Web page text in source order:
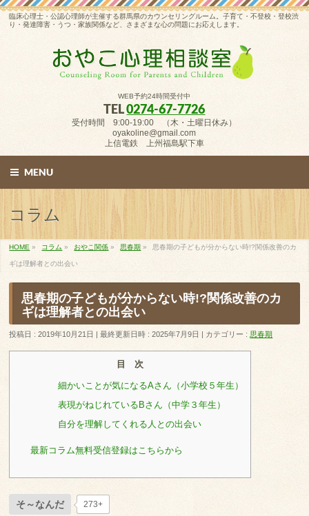
臨床心理士・公認心理師が主催する群馬県のカウンセリングルーム。子育て・不登校・登校渋
り・発達障害・うつ・家族関係など、さまざまな心の問題にお応えします。
WEB予約24時間受付中
TEL0274-67-7726
受付時間 9:00-19:00 （木・土曜日休み）
oyakoline@gmail.com
上信電鉄 上州福島駅下車
MENU
コラム
HOME » コラム » おやこ関係 » 思春期 » 思春期の子どもが分からない時!?関係改善のカ
ギは理解者との出会い
思春期の子どもが分からない時!?関係改善のカ
ギは理解者との出会い
投稿日 : 2019年10月21日 最終更新日時 : 2025年7月9日 カテゴリー : 思春期
目 次
細かいことが気になるAさん（小学校５年生）
表現がねじれているBさん（中学３年生）
自分を理解してくれる人との出会い
最新コラム無料受信登録はこちらから
そ～なんだ 273+